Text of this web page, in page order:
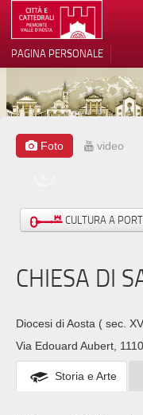
TERRITORIO
ARCHITETTURE
MUSEI
EVENTI
VOLONTARI
PAGINA PERSONALE
Foto video
CULTURA A
CHIESA DI
Diocesi di Aosta ( sec.
Via Edouard Aubert,
Storia e Arte
Le tue